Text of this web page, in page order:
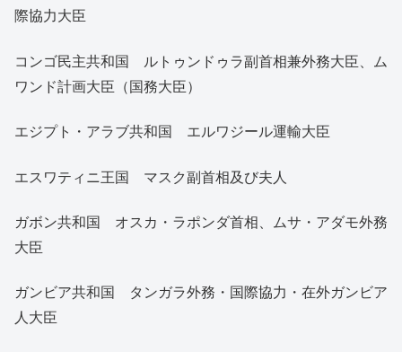
際協力大臣
コンゴ民主共和国 ルトゥンドゥラ副首相兼外務大臣、ム
ワンド計画大臣（国務大臣）
エジプト・アラブ共和国 エルワジール運輸大臣
エスワティニ王国 マスク副首相及び夫人
ガボン共和国 オスカ・ラポンダ首相、ムサ・アダモ外務
大臣
ガンビア共和国 タンガラ外務・国際協力・在外ガンビア
人大臣